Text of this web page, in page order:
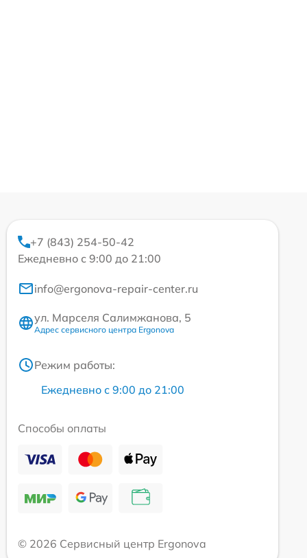
+7 (843) 254-50-42
Ежедневно с 9:00 до 21:00
info@ergonova-repair-center.ru
ул. Марселя Салимжанова, 5
Адрес сервисного центра Ergonova
Режим работы:
Ежедневно с 9:00 до 21:00
Способы оплаты
© 2026 Сервисный центр Ergonova